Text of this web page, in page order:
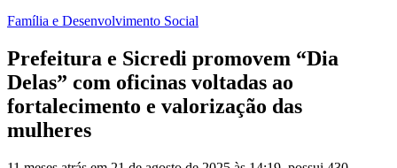
Família e Desenvolvimento Social
Prefeitura e Sicredi promovem “Dia
Delas” com oficinas voltadas ao
fortalecimento e valorização das
mulheres